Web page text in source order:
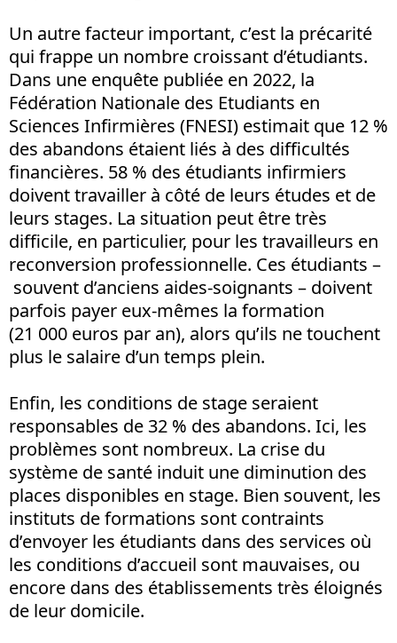
Un autre facteur important, c’est la précarité
qui frappe un nombre croissant d’étudiants.
Dans une enquête publiée en 2022, la
Fédération Nationale des Etudiants en
Sciences Infirmières (FNESI) estimait que 12 %
des abandons étaient liés à des difficultés
financières. 58 % des étudiants infirmiers
doivent travailler à côté de leurs études et de
leurs stages. La situation peut être très
difficile, en particulier, pour les travailleurs en
reconversion professionnelle. Ces étudiants –
souvent d’anciens aides-soignants – doivent
parfois payer eux-mêmes la formation
(21 000 euros par an), alors qu’ils ne touchent
plus le salaire d’un temps plein.
Enfin, les conditions de stage seraient
responsables de 32 % des abandons. Ici, les
problèmes sont nombreux. La crise du
système de santé induit une diminution des
places disponibles en stage. Bien souvent, les
instituts de formations sont contraints
d’envoyer les étudiants dans des services où
les conditions d’accueil sont mauvaises, ou
encore dans des établissements très éloignés
de leur domicile.